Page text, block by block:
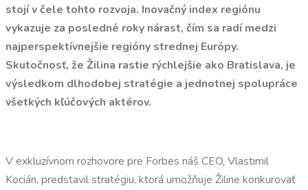
stojí v čele tohto rozvoja. Inovačný index regiónu
vykazuje za posledné roky nárast, čím sa radí medzi
najperspektívnejšie regióny strednej Európy.
Skutočnosť, že Žilina rastie rýchlejšie ako Bratislava, je
výsledkom dlhodobej stratégie a jednotnej spolupráce
všetkých kľúčových aktérov.
V exkluzívnom rozhovore pre Forbes náš CEO, Vlastimil
Kocián, predstavil stratégiu, ktorá umožňuje Žiline konkurovať